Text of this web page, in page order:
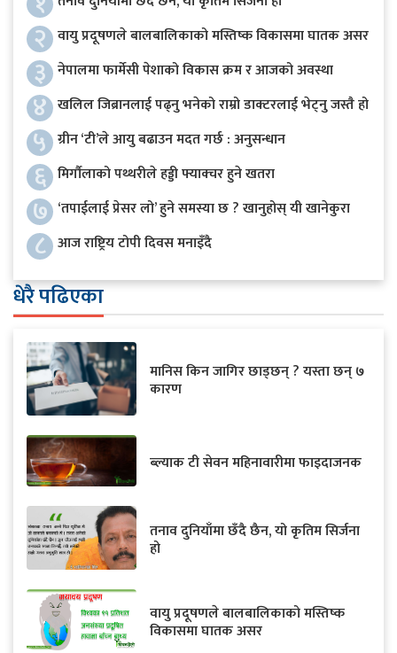
२ वायु प्रदूषणले बालबालिकाको मस्तिष्क विकासमा घातक असर
३ नेपालमा फार्मेसी पेशाको विकास क्रम र आजको अवस्था
४ खलिल जिब्रानलाई पढ्नु भनेको राम्रो डाक्टरलाई भेट्नु जस्तै हो
५ ग्रीन ‘टी’ले आयु बढाउन मदत गर्छ : अनुसन्धान
६ मिर्गौलाको पथ्थरीले हड्डी फ्याक्चर हुने खतरा
७ ‘तपाईलाई प्रेसर लो’ हुने समस्या छ ? खानुहोस् यी खानेकुरा
८ आज राष्ट्रिय टोपी दिवस मनाइँदै
धेरै पढिएका
मानिस किन जागिर छाड्छन् ? यस्ता छन् ७
कारण
ब्ल्याक टी सेवन महिनावारीमा फाइदाजनक
तनाव दुनियाँमा छँदै छैन, यो कृतिम सिर्जना
हो
वायु प्रदूषणले बालबालिकाको मस्तिष्क
विकासमा घातक असर